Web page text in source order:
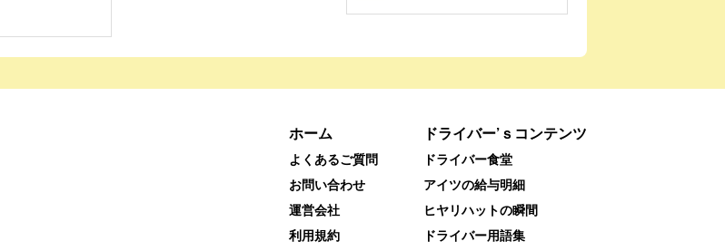
ホーム
よくあるご質問
お問い合わせ
運営会社
利用規約
ドライバー’ｓコンテンツ
ドライバー食堂
アイツの給与明細
ヒヤリハットの瞬間
ドライバー用語集